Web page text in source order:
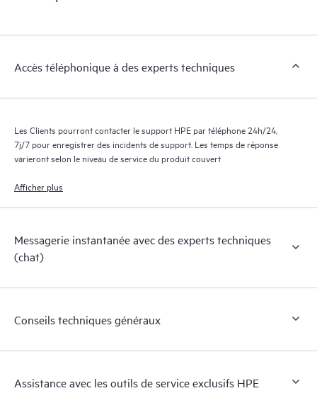
Accès téléphonique à des experts techniques
Les Clients pourront contacter le support HPE par téléphone 24h/24,
7j/7 pour enregistrer des incidents de support. Les temps de réponse
varieront selon le niveau de service du produit couvert
Afficher plus
Messagerie instantanée avec des experts techniques
(chat)
Conseils techniques généraux
Assistance avec les outils de service exclusifs HPE